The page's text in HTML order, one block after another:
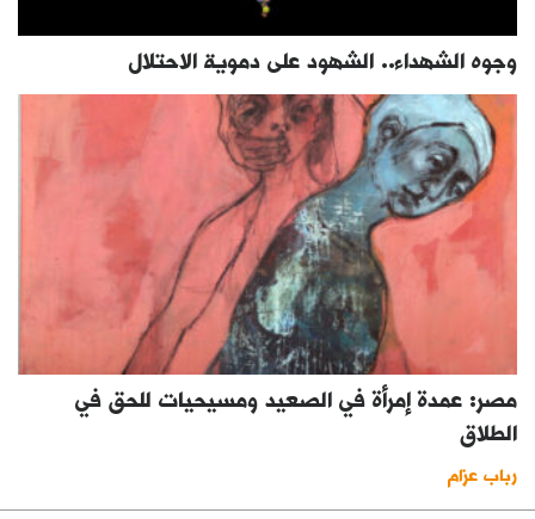
وجوه الشهداء.. الشهود على دموية الاحتلال
مصر: عمدة إمرأة في الصعيد ومسيحيات للحق في
الطلاق
رباب عزام